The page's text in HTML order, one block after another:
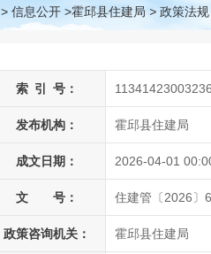
> 信息公开 >霍邱县住建局 > 政策法规
索 引 号：
发布机构： 霍邱县住建局
成文日期： 2026-04-01
文 号： 住建管〔2026〕
政策咨询机关： 霍邱县住建局